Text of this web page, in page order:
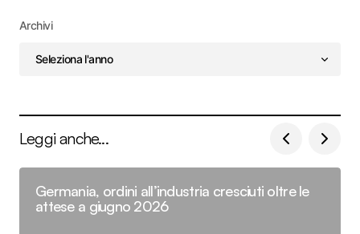
Archivi
Leggi anche...
Germania, ordini all’industria cresciuti oltre le
attese a giugno 2026